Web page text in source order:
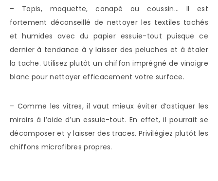
– Tapis, moquette, canapé ou coussin… Il est
fortement déconseillé de nettoyer les textiles tachés
et humides avec du papier essuie-tout puisque ce
dernier à tendance à y laisser des peluches et à étaler
la tache. Utilisez plutôt un chiffon imprégné de vinaigre
blanc pour nettoyer efficacement votre surface.
– Comme les vitres, il vaut mieux éviter d’astiquer les
miroirs à l’aide d’un essuie-tout. En effet, il pourrait se
décomposer et y laisser des traces. Privilégiez plutôt les
chiffons microfibres propres.